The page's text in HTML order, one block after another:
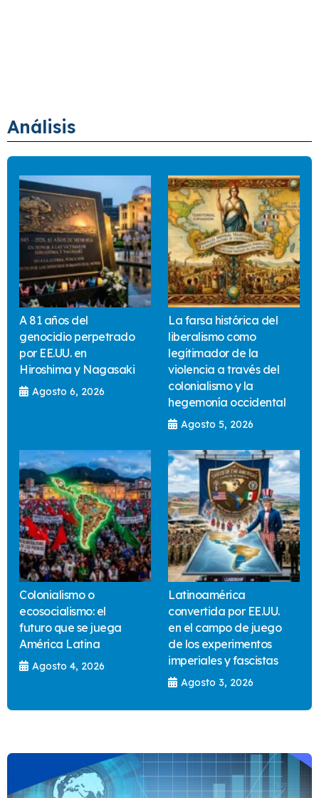
Análisis
A 81 años del
genocidio perpetrado
por EE.UU. en
Hiroshima y Nagasaki
Agosto 6, 2026
La farsa histórica del
liberalismo como
legitimador de la
violencia a través del
colonialismo y la
hegemonía occidental
Agosto 5, 2026
Colonialismo o
ecosocialismo: el
futuro que se juega
América Latina
Agosto 4, 2026
Latinoamérica
convertida por EE.UU.
en el campo de juego
de los experimentos
imperiales y fascistas
Agosto 3, 2026